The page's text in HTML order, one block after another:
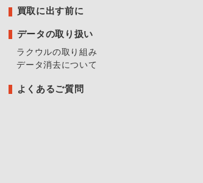
買取に出す前に
データの取り扱い
ラクウルの取り組み
データ消去について
よくあるご質問